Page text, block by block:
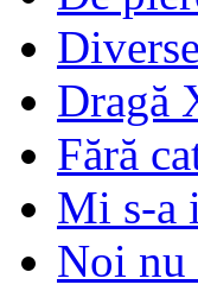
Diverse
Dragă
Fără
Mi s-a
Noi nu